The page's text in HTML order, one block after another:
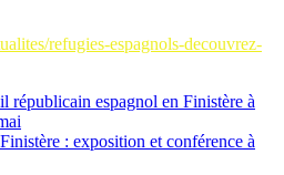
refugies-espagnols-decouvrez-
républicain espagnol en Finistère à
: exposition et conférence à